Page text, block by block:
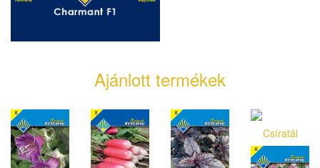
Ajánlott termékek
Csíratál